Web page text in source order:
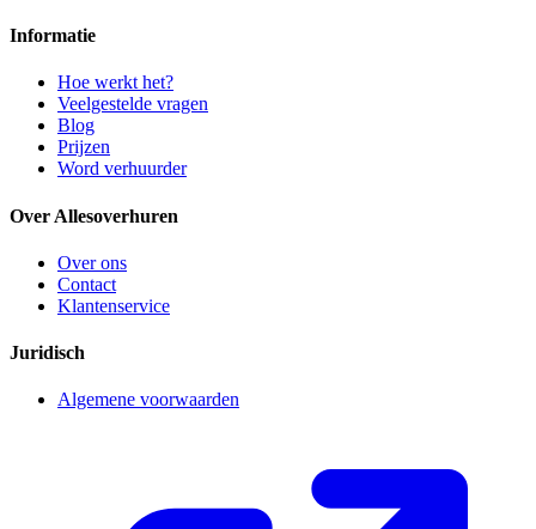
Informatie
Hoe werkt het?
Veelgestelde vragen
Blog
Prijzen
Word verhuurder
Over Allesoverhuren
Over ons
Contact
Klantenservice
Juridisch
Algemene voorwaarden